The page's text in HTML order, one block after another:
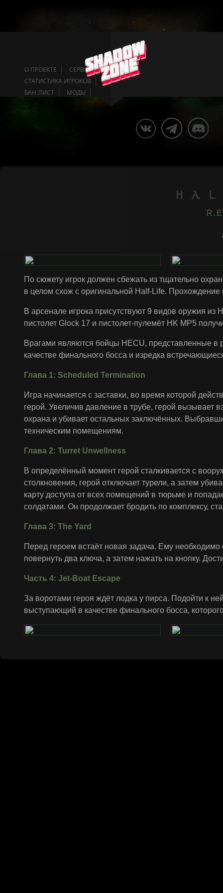
О ПРОЕКТЕ
СЕРВЕРА
СТАТИСТИКА ИГРОКОВ
БАН ЛИСТ
МОДЫ
По сюжету игрок должен сбежать из тщательно
в целом схож с оригинальной Half-Life. Прохождение
В арсенале игрока присутствуют 9 видов оружия из
пистолет Glock 17 и пистолет-пулемёт HK MP5
Врагами являются бойцы HECU, представленные в
качестве финального босса и изредка
Глава 1: Scheduled Termination
Игра начинается с заставки, во время которой
герой. Увеличив давление в трубе, герой вызывает
охрана и убивает остальных заключённых.
техническим помещениям.
Глава 2: Turret Unwellness
В определённый момент герой сталкивается с
столкновения, герой отключает турели, а затем
карту доступа от всех помещений в тюрьме и
солдатами. Он продолжает бродить по комплексу,
Глава 3: The Yard
Перед героем встаёт новая задача. Ему
повернуть два ключа, а затем нажать на кнопку.
Часть 4: Jet-Boat Escape
За воротами героя ждёт лодка у пирса. Подойти к
выступающий в качестве финального босса,